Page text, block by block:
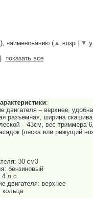
), наименованию ( ▲ возр ▼
показать все
:
двигателя – верхнее,
разъемная, ширина
– 43см, вес триммера
(леска или режущий
30 см3
бензиновый
л.с.
двигателя: верхнее